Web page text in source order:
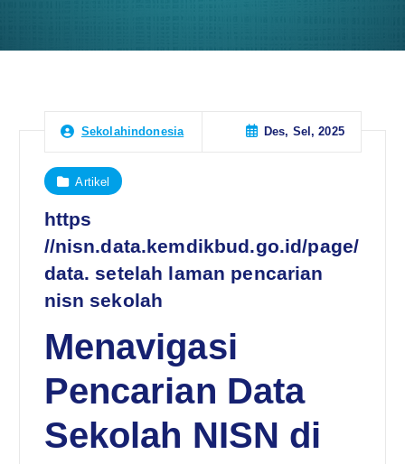
Sekolahindonesia Des, Sel, 2025
Artikel
https
//nisn.data.kemdikbud.go.id/page/
data. setelah laman pencarian
nisn sekolah
Menavigasi
Pencarian Data
Sekolah NISN di